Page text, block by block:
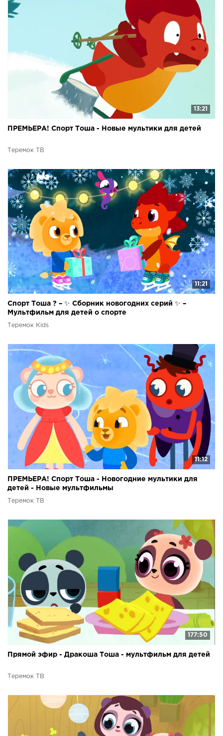
13:21
ПРЕМЬЕРА! Спорт Тоша - Новые мультики для детей
Теремок ТВ
11:21
Спорт Тоша ? – ✨ Сборник новогодних серий ✨ –
Мультфильм для детей о спорте
Теремок Kids
11:12
ПРЕМЬЕРА! Спорт Тоша - Новогодние мультики для
детей - Новые мультфильмы
Теремок ТВ
177:50
Прямой эфир - Дракоша Тоша - мультфильм для детей
Теремок ТВ